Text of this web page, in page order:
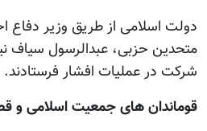
دولت اسلامی از طریق وزیر دفاع
متحدین حزبی، عبدالرسول سیاف
شرکت در عملیات افشار فرستادند.
قوماندان های جمعیت اسلامی و